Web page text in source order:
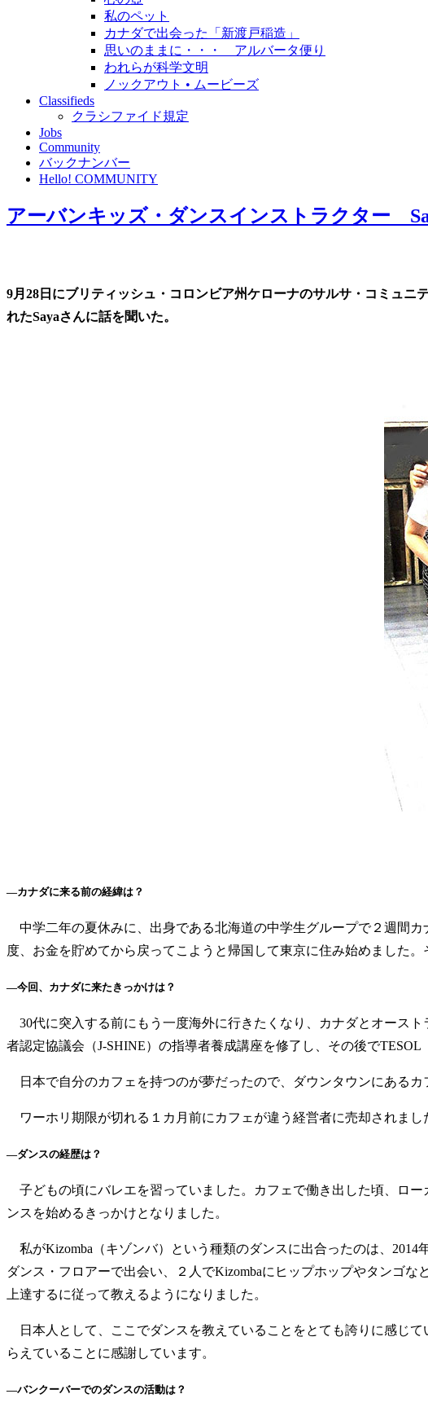
私のペット
カナダで出会った「新渡戸稲造」
思いのままに・・・ アルバータ便り
われらが科学文明
ノックアウト • ムービーズ
Classifieds
クラシファイド規定
Jobs
Community
バックナンバー
Hello! COMMUNITY
アーバンキッズ・ダンスインストラクター
9月28日にブリティッシュ・コロンビア州ケローナのサルサ・コミュ
れたSayaさんに話を聞いた。
—カナダに来る前の経緯は？
中学二年の夏休みに、出身である北海道の中学生グループで２週間
度、お金を貯めてから戻ってこようと帰国して東京に住み始めました
—今回、カナダに来たきっかけは？
30代に突入する前にもう一度海外に行きたくなり、カナダとオース
者認定協議会（J-SHINE）の指導者養成講座を修了し、その後で
日本で自分のカフェを持つのが夢だったので、ダウンタウンにあるカ
ワーホリ期限が切れる１カ月前にカフェが違う経営者に売却されま
—ダンスの経歴は？
子どもの頃にバレエを習っていました。カフェで働き出した頃、ロ
ンスを始めるきっかけとなりました。
私がKizomba（キゾンバ）という種類のダンスに出合ったのは、
ダンス・フロアーで出会い、２人でKizombaにヒップホップやタンゴ
上達するに従って教えるようになりました。
日本人として、ここでダンスを教えていることをとても誇りに感じ
らえていることに感謝しています。
—バンクーバーでのダンスの活動は？